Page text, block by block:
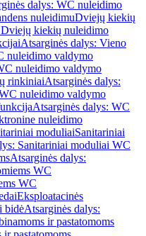
dalys: WC nuleidimo
nuleidimuDviejų kiekių
Dviejų kiekių nuleidimo
Atsarginės dalys: Vieno
nuleidimo valdymo
nuleidimo valdymo
rinkiniaiAtsarginės dalys:
nuleidimo valdymo
Atsarginės dalys: WC
nuleidimo
moduliaiSanitariniai
Sanitariniai moduliai WC
Atsarginės dalys:
WC
WC
Eksploatacinės
bidėAtsarginės dalys:
ir pastatomoms